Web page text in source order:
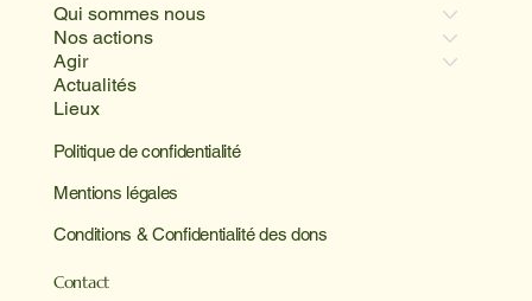
Qui sommes nous
Nos actions
Agir
Actualités
Lieux
Politique de confidentialité
Mentions légales
Conditions & Confidentialité des dons
Contact